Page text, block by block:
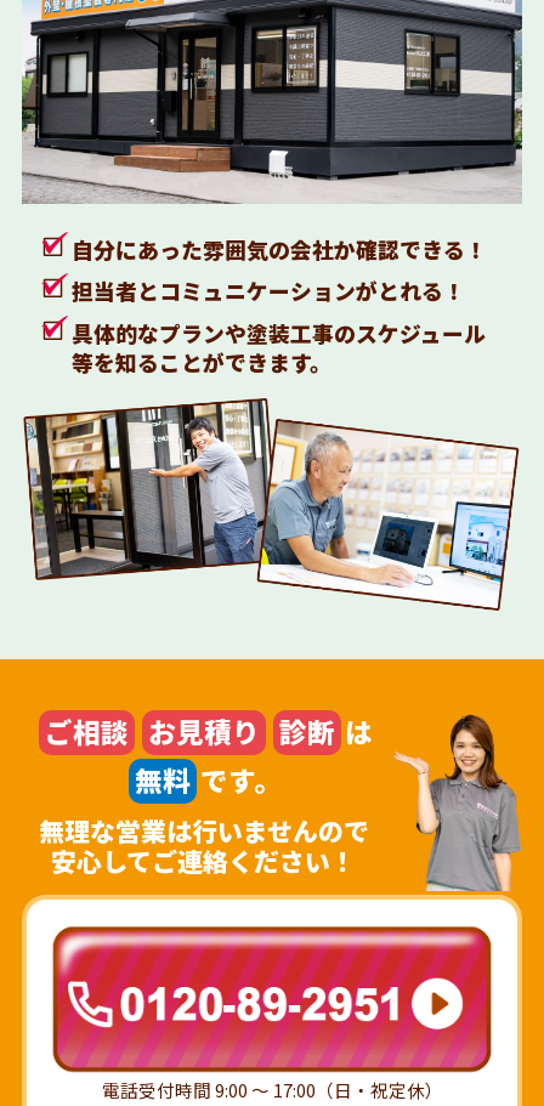
自分にあった雰囲気の会社か確認できる！
担当者とコミュニケーションがとれる！
具体的なプランや塗装工事のスケジュール
等を知ることができます。
ご相談 お見積り 診断 は
無料 です。
無理な営業は行いませんので
安心してご連絡ください！
電話受付時間 9:00 ～ 17:00（日・祝定休）